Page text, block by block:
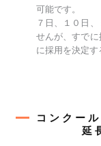
可能です。
７日、１０日
せんが、すで
に採用を決定す
コンクー
延